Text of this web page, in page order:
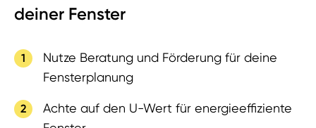
deiner Fenster
Nutze Beratung und Förderung für deine
Fensterplanung
Achte auf den U-Wert für energieeffiziente